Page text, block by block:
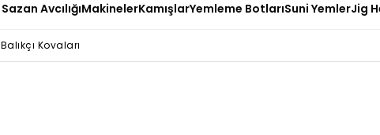
Sazan AvcılığıMakinelerKamışlarYemleme BotlarıSuni YemlerJig
Balıkçı Kovaları